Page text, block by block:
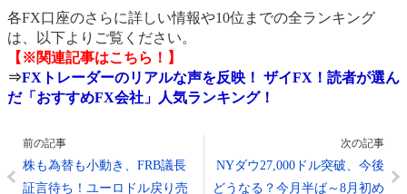
各FX口座のさらに詳しい情報や10位までの全ランキング
は、以下よりご覧ください。
【※関連記事はこちら！】
⇒FXトレーダーのリアルな声を反映！ ザイFX！読者が選ん
だ「おすすめFX会社」人気ランキング！
前の記事
株も為替も小動き、FRB議長
証言待ち！ユーロドル戻り売
次の記事
NYダウ27,000ドル突破、今後
どうなる？今月半ば～8月初め